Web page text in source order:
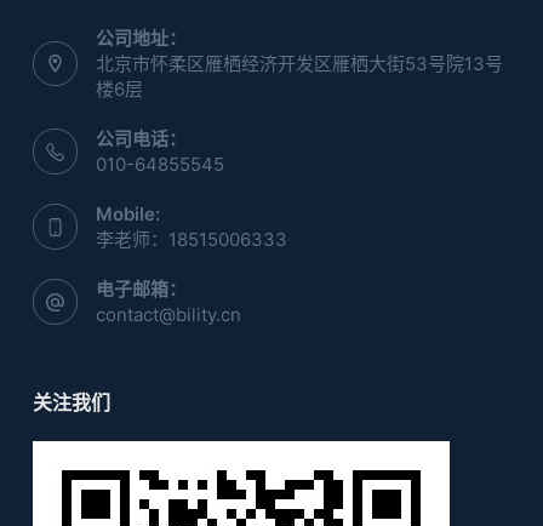
公司地址：
北京市怀柔区雁栖经济开发区雁栖大街53号院13号
楼6层
公司电话：
010-64855545
Mobile:
李老师：18515006333
电子邮箱：
contact@bility.cn
关注我们